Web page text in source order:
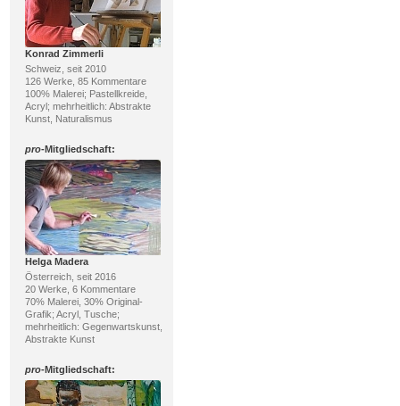
Konrad Zimmerli
Schweiz, seit 2010
126 Werke, 85 Kommentare
100% Malerei; Pastellkreide,
Acryl; mehrheitlich: Abstrakte
Kunst, Naturalismus
pro-Mitgliedschaft:
Helga Madera
Österreich, seit 2016
20 Werke, 6 Kommentare
70% Malerei, 30% Original-
Grafik; Acryl, Tusche;
mehrheitlich: Gegenwartskunst,
Abstrakte Kunst
pro-Mitgliedschaft: